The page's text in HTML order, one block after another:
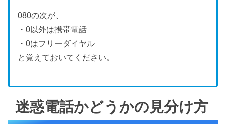
080の次が、
・0以外は携帯電話
・0はフリーダイヤル
と覚えておいてください。
迷惑電話かどうかの見分け方